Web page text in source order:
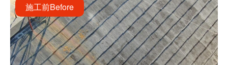
施工前Before